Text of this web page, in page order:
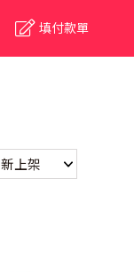
填付款單